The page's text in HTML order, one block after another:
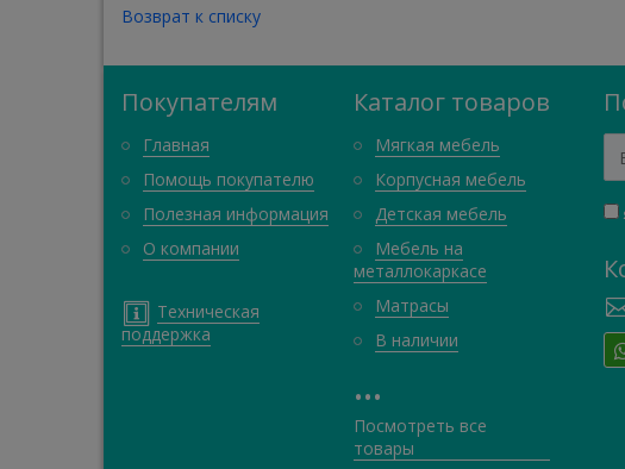
Возврат к списку
Покупателям
Главная
Помощь покупателю
Полезная информация
О компании
Техническая
поддержка
Каталог товаров
Мягкая мебель
Корпусная мебель
Детская мебель
Мебель на
металлокаркасе
Матрасы
В наличии
•••
Посмотреть все
товары